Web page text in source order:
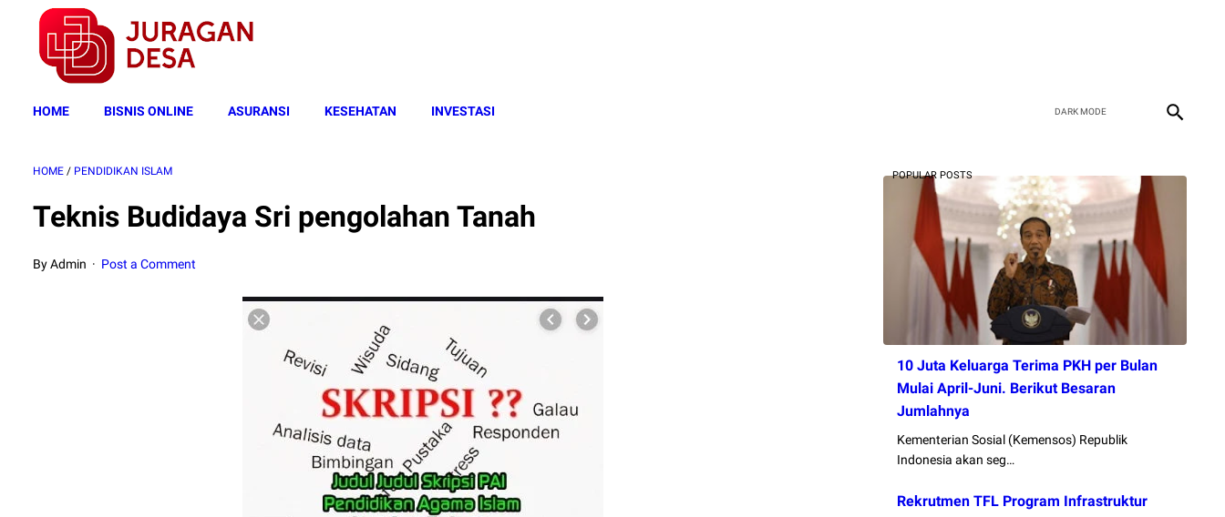
HOME BISNIS ONLINE ASURANSI KESEHATAN INVESTASI
HOME / PENDIDIKAN ISLAM
Teknis Budidaya Sri pengolahan Tanah
By Admin Post a Comment
POPULAR POSTS
10 Juta Keluarga Terima PKH per Bulan
Mulai April-Juni. Berikut Besaran
Jumlahnya
Kementerian Sosial (Kemensos) Republik
Indonesia akan seg…
Rekrutmen TFL Program Infrastruktur